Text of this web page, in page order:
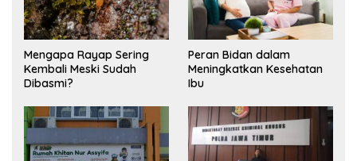
Mengapa Rayap Sering
Kembali Meski Sudah
Dibasmi?
Peran Bidan dalam
Meningkatkan Kesehatan
Ibu